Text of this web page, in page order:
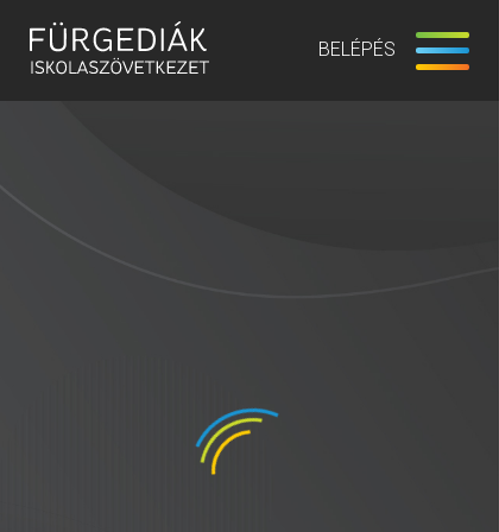
BELÉPÉS